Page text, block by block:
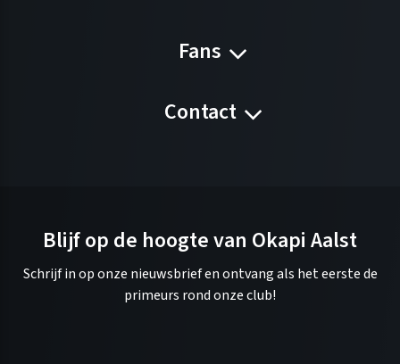
Fans
Contact
Blijf op de hoogte van Okapi Aalst
Schrijf in op onze nieuwsbrief en ontvang als het eerste de
primeurs rond onze club!